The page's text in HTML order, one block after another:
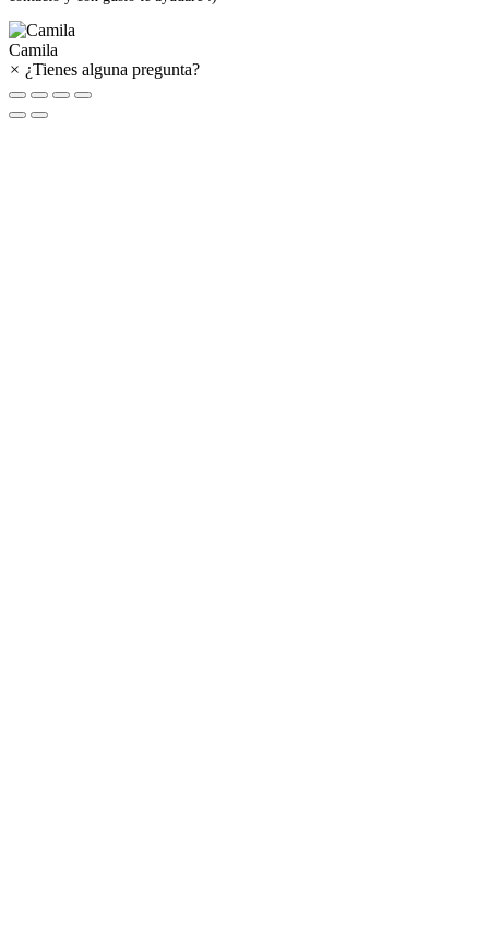
Camila
× ¿Tienes alguna pregunta?